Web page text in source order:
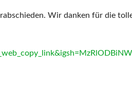
Wir danken für die